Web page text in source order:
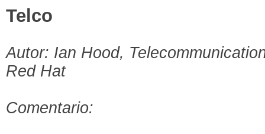
Telco
Autor: Ian Hood,
Red Hat
Comentario: